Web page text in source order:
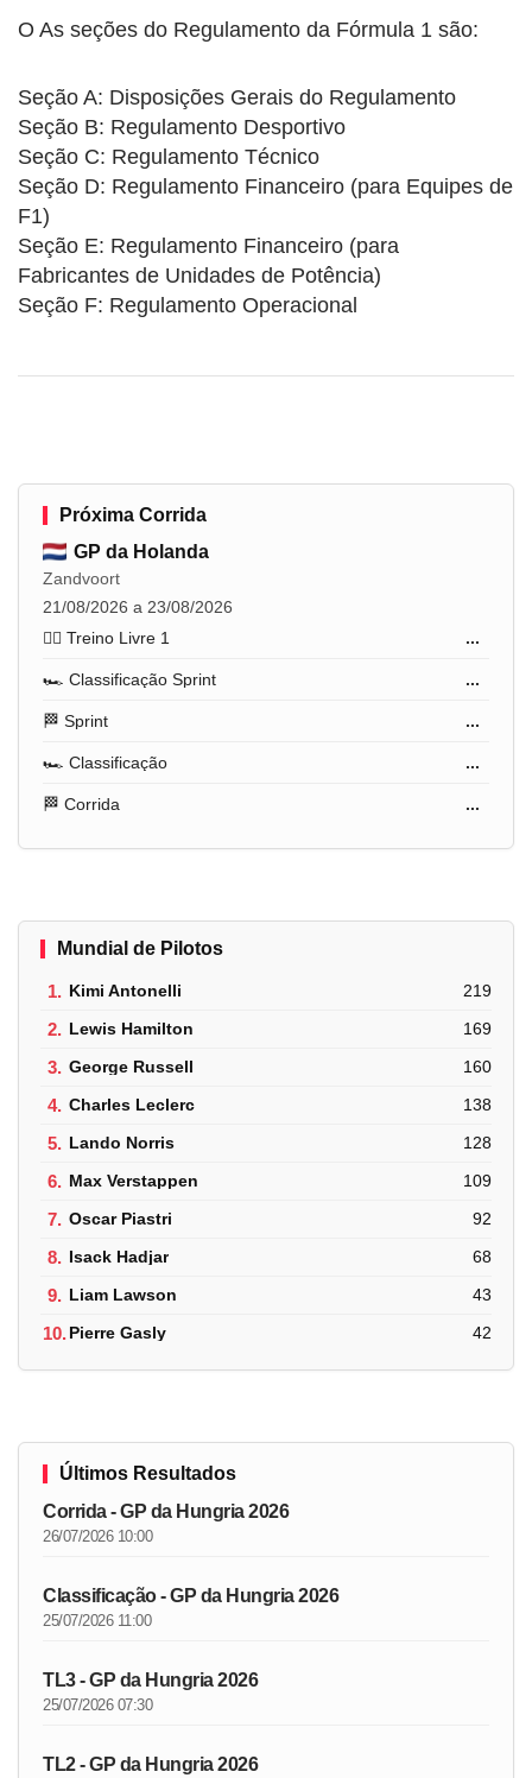
O As seções do Regulamento da Fórmula 1 são:
Seção A: Disposições Gerais do Regulamento
Seção B: Regulamento Desportivo
Seção C: Regulamento Técnico
Seção D: Regulamento Financeiro (para Equipes de
F1)
Seção E: Regulamento Financeiro (para
Fabricantes de Unidades de Potência)
Seção F: Regulamento Operacional
Próxima Corrida
GP da Holanda
Zandvoort
21/08/2026 a 23/08/2026
🏋️‍♂️ Treino Livre 1
...
🏎️ Classificação Sprint ...
🏁 Sprint ...
🏎️ Classificação ...
🏁 Corrida ...
Mundial de Pilotos
1. Kimi Antonelli 219
2. Lewis Hamilton 169
3. George Russell 160
4. Charles Leclerc 138
5. Lando Norris 128
6. Max Verstappen 109
7. Oscar Piastri 92
8. Isack Hadjar 68
9. Liam Lawson 43
10.Pierre Gasly 42
Últimos Resultados
Corrida - GP da Hungria 2026
26/07/2026 10:00
Classificação - GP da Hungria 2026
25/07/2026 11:00
TL3 - GP da Hungria 2026
25/07/2026 07:30
TL2 - GP da Hungria 2026